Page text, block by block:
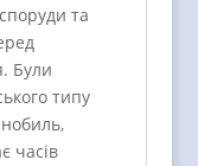
та
Були
типу
часів